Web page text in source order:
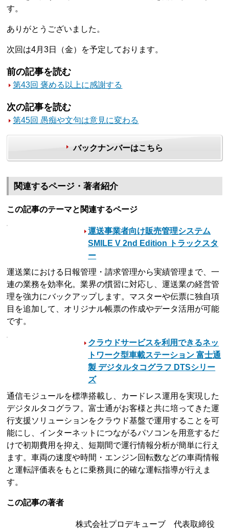
す。
ありがとうございました。
次回は4月3日（金）を予定しております。
前の記事を読む
第43回 褒める以上に感謝する
次の記事を読む
第45回 愚痴や文句は意見に変わる
バックナンバーはこちら
関連するページ・著者紹介
この記事のテーマと関連するページ
運送事業者向け販売管理システム
SMILE V 2nd Edition トラックスタ
ー
運送業における日報管理・請求管理から実績管理まで、一
連の業務を効率化。業界の慣習に対応し、運送業の経営管
理を強力にバックアップします。マスターや伝票に独自項
目を追加して、オリジナル帳票の作成やデータ活用が可能
です。
クラウドサービスを利用できるネッ
トワーク型車載ステーション 富士通
製 デジタルタコグラフ DTSシリー
ズ
通信モジュールを標準搭載し、カードレス運用を実現した
デジタルタコグラフ。富士通がお客様と共に培ってきた運
行支援ソリューションをクラウド基盤で運用することを可
能にし、インターネットにつながるパソコンを用意するだ
けで初期費用を抑え、短期間で運行情報分析が簡単に行え
ます。車両の速度や時間・エンジン回転数などの車両情報
と運転評価表をもとに乗務員に的確な運転指導が行えま
す。
この記事の著者
株式会社プロデキューブ 代表取締役